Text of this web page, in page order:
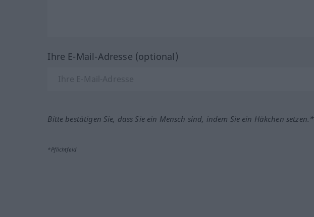
Ihre E-Mail-Adresse (optional)
Bitte bestätigen Sie, dass Sie ein Mensch sind, indem Sie ein Häkchen setzen.*
*Pflichtfeld